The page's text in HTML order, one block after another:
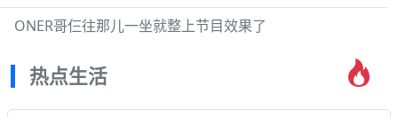
ONER哥仨往那儿一坐就整上节目效果了
热点生活